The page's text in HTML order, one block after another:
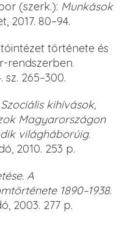
(szerk.): Munkások
2017. 80–94.
története és
rendszerben.
sz. 265–300.
kihívások,
Magyarországon
világháborúig.
2010. 253 p.
A
1890–1938.
2003. 277 p.